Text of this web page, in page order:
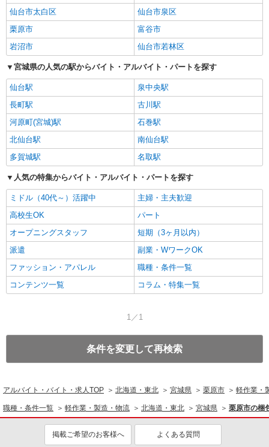
仙台市太白区
仙台市泉区
栗原市
富谷市
岩沼市
仙台市若林区
宮城県の人気の駅からバイト・アルバイト・パートを探す
仙台駅
泉中央駅
長町駅
古川駅
河原町(宮城)駅
石巻駅
北仙台駅
南仙台駅
多賀城駅
名取駅
人気の特集からバイト・アルバイト・パートを探す
ミドル（40代～）活躍中
主婦・主夫歓迎
高校生OK
パート
オープニングスタッフ
短期（3ヶ月以内）
派遣
副業・WワークOK
ファッション・アパレル
職種・条件一覧
コンテンツ一覧
コラム・特集一覧
1／1
条件を変更して再検索
アルバイト・バイト・求人TOP 北海道・東北 宮城県 栗原市 軽作業・
職種・条件一覧 軽作業・製造・物流 北海道・東北 宮城県 栗原市の梱
掲載ご希望のお客様へ よくある質問